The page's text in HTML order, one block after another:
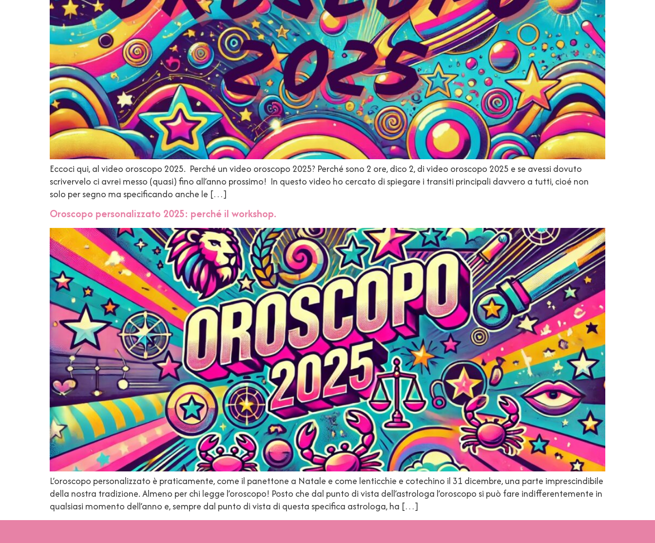
Eccoci qui, al video oroscopo 2025. Perché un video oroscopo 2025? Perché sono 2 ore, dico 2, di video oroscopo 2025 e se avessi dovuto
scrivervelo ci avrei messo (quasi) fino all’anno prossimo! In questo video ho cercato di spiegare i transiti principali davvero a tutti, cioé non
solo per segno ma specificando anche le […]
Oroscopo personalizzato 2025: perché il workshop.
L’oroscopo personalizzato è praticamente, come il panettone a Natale e come lenticchie e cotechino il 31 dicembre, una parte imprescindibile
della nostra tradizione. Almeno per chi legge l’oroscopo! Posto che dal punto di vista dell’astrologa l’oroscopo si può fare indifferentemente in
qualsiasi momento dell’anno e, sempre dal punto di vista di questa specifica astrologa, ha […]